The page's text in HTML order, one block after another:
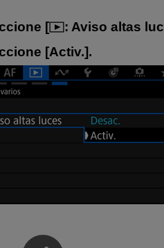
[ : Aviso altas
[Activ.].